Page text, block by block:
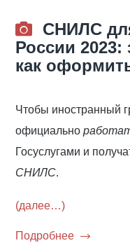
СНИЛС
России 2023:
как
Чтобы иностранный
официально
Госуслугами и
СНИЛС.
(далее…)
Подробнее